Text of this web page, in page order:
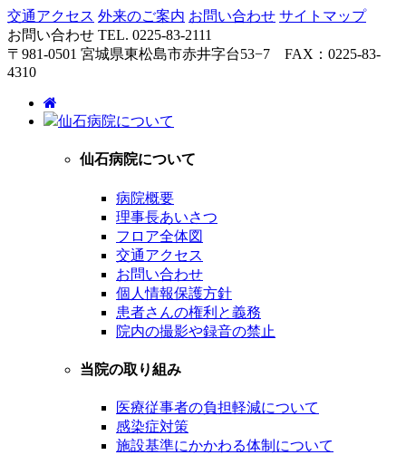
交通アクセス 外来のご案内 お問い合わせ サイトマップ
お問い合わせ TEL. 0225-83-2111
〒981-0501 宮城県東松島市赤井字台53−7 FAX：0225-83-
4310
仙石病院について
仙石病院について
病院概要
理事長あいさつ
フロア全体図
交通アクセス
お問い合わせ
個人情報保護方針
患者さんの権利と義務
院内の撮影や録音の禁止
当院の取り組み
医療従事者の負担軽減について
感染症対策
施設基準にかかわる体制について